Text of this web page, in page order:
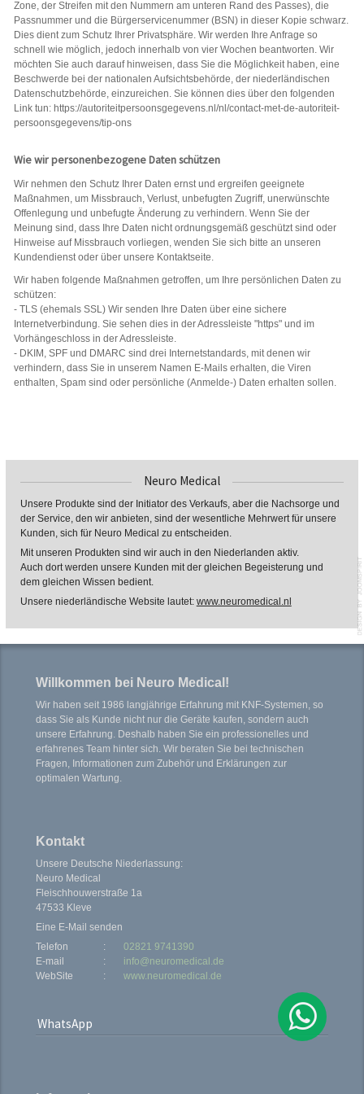
Zone, der Streifen mit den Nummern am unteren Rand des Passes), die
Passnummer und die Bürgerservicenummer (BSN) in dieser Kopie schwarz.
Dies dient zum Schutz Ihrer Privatsphäre. Wir werden Ihre Anfrage so
schnell wie möglich, jedoch innerhalb von vier Wochen beantworten. Wir
möchten Sie auch darauf hinweisen, dass Sie die Möglichkeit haben, eine
Beschwerde bei der nationalen Aufsichtsbehörde, der niederländischen
Datenschutzbehörde, einzureichen. Sie können dies über den folgenden
Link tun: https://autoriteitpersoonsgegevens.nl/nl/contact-met-de-autoriteit-
persoonsgegevens/tip-ons
Wie wir personenbezogene Daten schützen
Wir nehmen den Schutz Ihrer Daten ernst und ergreifen geeignete
Maßnahmen, um Missbrauch, Verlust, unbefugten Zugriff, unerwünschte
Offenlegung und unbefugte Änderung zu verhindern. Wenn Sie der
Meinung sind, dass Ihre Daten nicht ordnungsgemäß geschützt sind oder
Hinweise auf Missbrauch vorliegen, wenden Sie sich bitte an unseren
Kundendienst oder über unsere Kontaktseite.
Wir haben folgende Maßnahmen getroffen, um Ihre persönlichen Daten zu
schützen:
- TLS (ehemals SSL) Wir senden Ihre Daten über eine sichere
Internetverbindung. Sie sehen dies in der Adressleiste "https" und im
Vorhängeschloss in der Adressleiste.
- DKIM, SPF und DMARC sind drei Internetstandards, mit denen wir
verhindern, dass Sie in unserem Namen E-Mails erhalten, die Viren
enthalten, Spam sind oder persönliche (Anmelde-) Daten erhalten sollen.
Neuro Medical
Unsere Produkte sind der Initiator des Verkaufs, aber die Nachsorge und
der Service, den wir anbieten, sind der wesentliche Mehrwert für unsere
Kunden, sich für Neuro Medical zu entscheiden.
Mit unseren Produkten sind wir auch in den Niederlanden aktiv.
Auch dort werden unsere Kunden mit der gleichen Begeisterung und
dem gleichen Wissen bedient.
Unsere niederländische Website lautet: www.neuromedical.nl
Willkommen bei Neuro Medical!
Wir haben seit 1986 langjährige Erfahrung mit KNF-Systemen, so
dass Sie als Kunde nicht nur die Geräte kaufen, sondern auch
unsere Erfahrung. Deshalb haben Sie ein professionelles und
erfahrenes Team hinter sich. Wir beraten Sie bei technischen
Fragen, Informationen zum Zubehör und Erklärungen zur
optimalen Wartung.
Kontakt
Unsere Deutsche Niederlassung:
Neuro Medical
Fleischhouwerstraße 1a
47533 Kleve
Eine E-Mail senden
Telefon
:
02821 9741390
E-mail
:
info@neuromedical.de
WebSite
: www.neuromedical.de
WhatsApp